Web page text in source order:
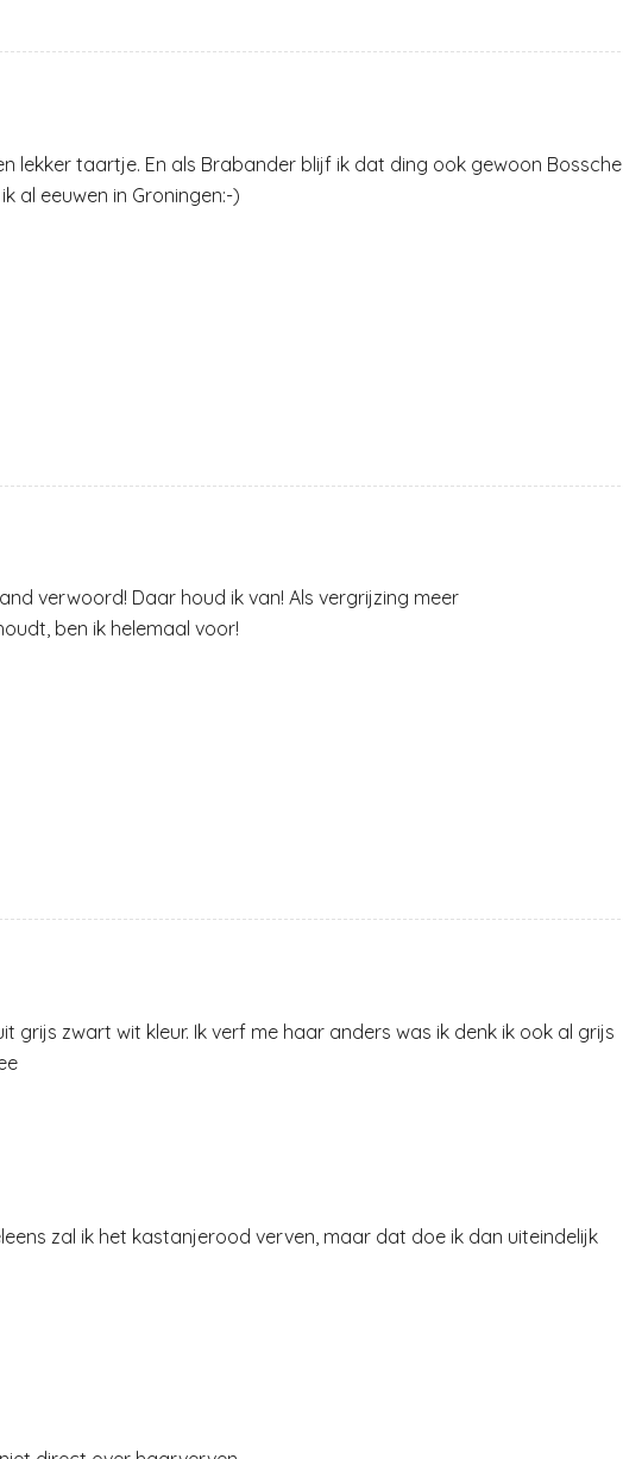
lekker taartje. En als Brabander blijf ik dat ding ook gewoon Bossche
al eeuwen in Groningen:-)
verwoord! Daar houd ik van! Als vergrijzing meer
ben ik helemaal voor!
grijs zwart wit kleur. Ik verf me haar anders was ik denk ik ook al grijs
zal ik het kastanjerood verven, maar dat doe ik dan uiteindelijk